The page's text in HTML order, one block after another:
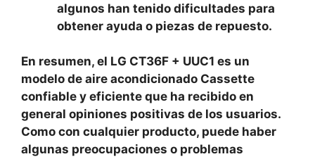
algunos han tenido dificultades para
obtener ayuda o piezas de repuesto.
En resumen, el LG CT36F + UUC1 es un
modelo de aire acondicionado Cassette
confiable y eficiente que ha recibido en
general opiniones positivas de los usuarios.
Como con cualquier producto, puede haber
algunas preocupaciones o problemas